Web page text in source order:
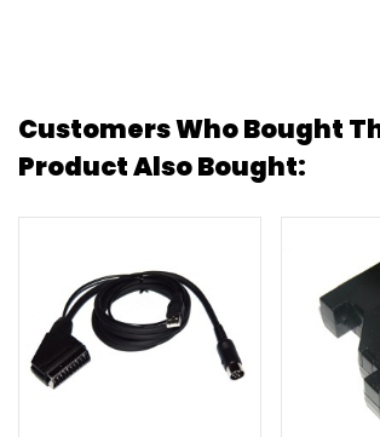
Customers Who Bought
Product Also Bought: